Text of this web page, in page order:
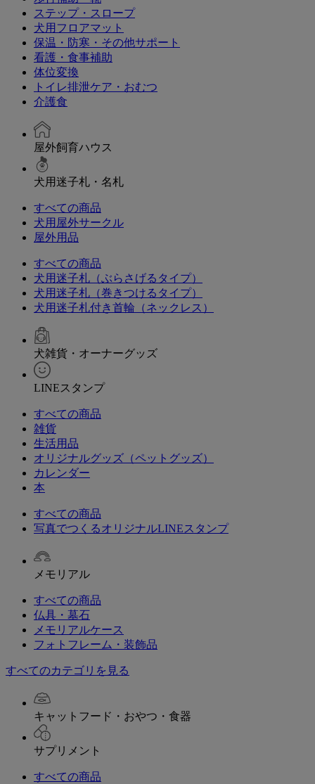
ステップ・スロープ
犬用フロアマット
保温・防寒・その他サポート
看護・食事補助
体位変換
トイレ排泄ケア・おむつ
介護食
屋外飼育ハウス
犬用迷子札・名札
すべての商品
犬用屋外サークル
屋外用品
すべての商品
犬用迷子札（ぶらさげるタイプ）
犬用迷子札（巻きつけるタイプ）
犬用迷子札付き首輪（ネックレス）
犬雑貨・オーナーグッズ
LINEスタンプ
すべての商品
雑貨
生活用品
オリジナルグッズ（ペットグッズ）
カレンダー
本
すべての商品
写真でつくるオリジナルLINEスタンプ
メモリアル
すべての商品
仏具・墓石
メモリアルケース
フォトフレーム・装飾品
すべてのカテゴリを見る
キャットフード・おやつ・食器
サプリメント
すべての商品